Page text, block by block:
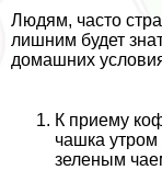
Людям, часто
лишним будет
домашних
К приему
чашка утром
зеленым